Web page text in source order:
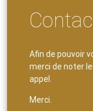
Afin de pouvoir
merci de noter
appel.
Merci.